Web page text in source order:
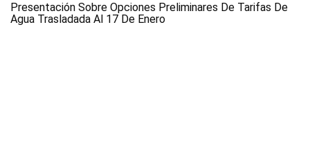
Presentación Sobre Opciones Preliminares De Tarifas De
Agua Trasladada Al 17 De Enero